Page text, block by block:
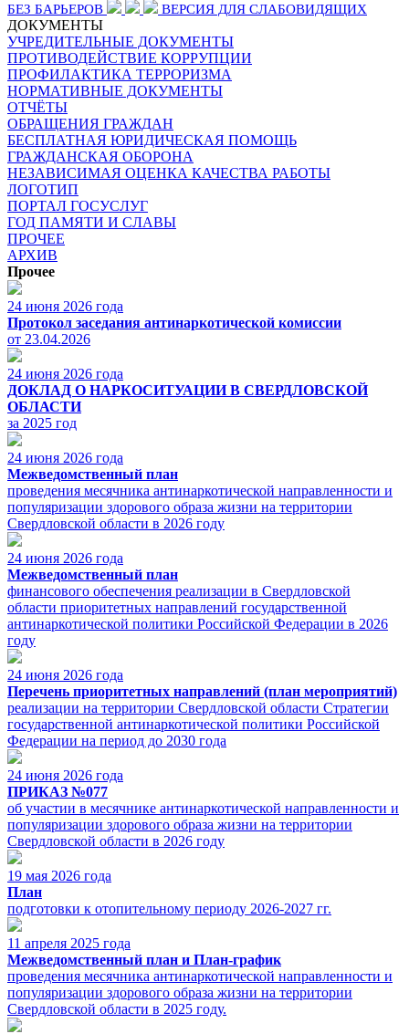
БЕЗ БАРЬЕРОВ
ВЕРСИЯ ДЛЯ СЛАБОВИДЯЩИХ
ДОКУМЕНТЫ
УЧРЕДИТЕЛЬНЫЕ ДОКУМЕНТЫ
ПРОТИВОДЕЙСТВИЕ КОРРУПЦИИ
ПРОФИЛАКТИКА ТЕРРОРИЗМА
НОРМАТИВНЫЕ ДОКУМЕНТЫ
ОТЧЁТЫ
ОБРАЩЕНИЯ ГРАЖДАН
БЕСПЛАТНАЯ ЮРИДИЧЕСКАЯ ПОМОЩЬ
ГРАЖДАНСКАЯ ОБОРОНА
НЕЗАВИСИМАЯ ОЦЕНКА КАЧЕСТВА РАБОТЫ
ЛОГОТИП
ПОРТАЛ ГОСУСЛУГ
ГОД ПАМЯТИ И СЛАВЫ
ПРОЧЕЕ
АРХИВ
Прочее
24 июня 2026 года
Протокол заседания антинаркотической комиссии
от 23.04.2026
24 июня 2026 года
ДОКЛАД О НАРКОСИТУАЦИИ В СВЕРДЛОВСКОЙ
ОБЛАСТИ
за 2025 год
24 июня 2026 года
Межведомственный план
проведения месячника антинаркотической направленности и
популяризации здорового образа жизни на территории
Свердловской области в 2026 году
24 июня 2026 года
Межведомственный план
финансового обеспечения реализации в Свердловской
области приоритетных направлений государственной
антинаркотической политики Российской Федерации в 2026
году
24 июня 2026 года
Перечень приоритетных направлений (план мероприятий)
реализации на территории Свердловской области Стратегии
государственной антинаркотической политики Российской
Федерации на период до 2030 года
24 июня 2026 года
ПРИКАЗ №077
об участии в месячнике антинаркотической направленности и
популяризации здорового образа жизни на территории
Свердловской области в 2026 году
19 мая 2026 года
План
подготовки к отопительному периоду 2026-2027 гг.
11 апреля 2025 года
Межведомственный план и План-график
проведения месячника антинаркотической направленности и
популяризации здорового образа жизни на территории
Свердловской области в 2025 году.